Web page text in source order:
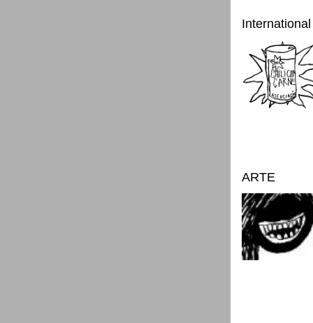
ARTE